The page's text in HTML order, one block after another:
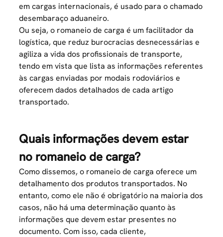
em cargas internacionais, é usado para o chamado
desembaraço aduaneiro.
Ou seja, o romaneio de carga é um facilitador da
logística, que reduz burocracias desnecessárias e
agiliza a vida dos profissionais de transporte,
tendo em vista que lista as informações referentes
às cargas enviadas por modais rodoviários e
oferecem dados detalhados de cada artigo
transportado.
Quais informações devem estar
no romaneio de carga?
Como dissemos, o romaneio de carga oferece um
detalhamento dos produtos transportados. No
entanto, como ele não é obrigatório na maioria dos
casos, não há uma determinação quanto às
informações que devem estar presentes no
documento. Com isso, cada cliente,